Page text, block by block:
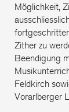
Möglichkeit,
Zither zu
Beendigung
Feldkirch
Vorarlberger